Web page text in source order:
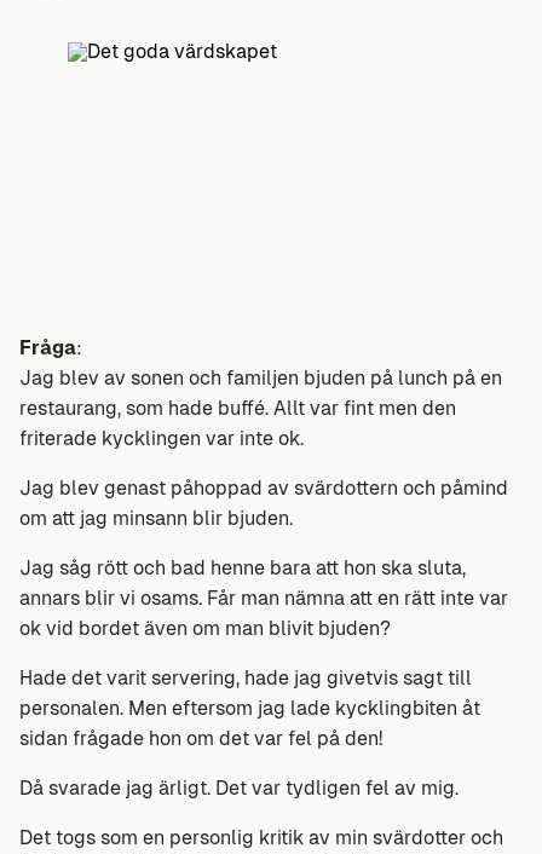
Fråga:
Jag blev av sonen och familjen bjuden på lunch på en
restaurang, som hade buffé. Allt var fint men den
friterade kycklingen var inte ok.
Jag blev genast påhoppad av svärdottern och påmind
om att jag minsann blir bjuden.
Jag såg rött och bad henne bara att hon ska sluta,
annars blir vi osams. Får man nämna att en rätt inte var
ok vid bordet även om man blivit bjuden?
Hade det varit servering, hade jag givetvis sagt till
personalen. Men eftersom jag lade kycklingbiten åt
sidan frågade hon om det var fel på den!
Då svarade jag ärligt. Det var tydligen fel av mig.
Det togs som en personlig kritik av min svärdotter och